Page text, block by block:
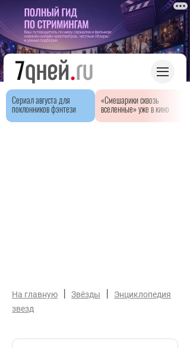
Сериал августа для
поклонников фэнтези
«Смешарики сквозь
вселенные» уже в кино
На главную | Звёзды |
Энциклопедия
звезд